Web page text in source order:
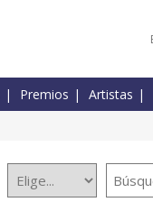
Premios Artistas